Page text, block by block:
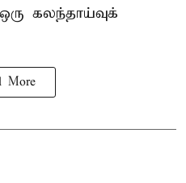
கலந்தாய்வுக்
More